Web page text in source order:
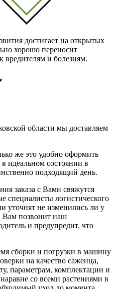
достигает на открытых
хорошо переносит
вредителям и болезням.
области мы доставляем
же это удобно оформить
идеальном состоянии в
подходящий день.
заказа с Вами свяжутся
логистического
уточнят не изменились ли у
Вам позвонит наш
и предупредит, что
сборки и погрузки в машину
на качество саженца,
параметрам, комплектации и
со всеми растениями в